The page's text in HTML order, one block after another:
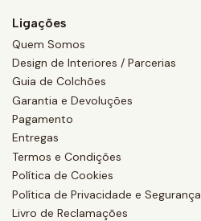
Ligações
Quem Somos
Design de Interiores / Parcerias
Guia de Colchões
Garantia e Devoluções
Pagamento
Entregas
Termos e Condições
Política de Cookies
Política de Privacidade e Segurança
Livro de Reclamações